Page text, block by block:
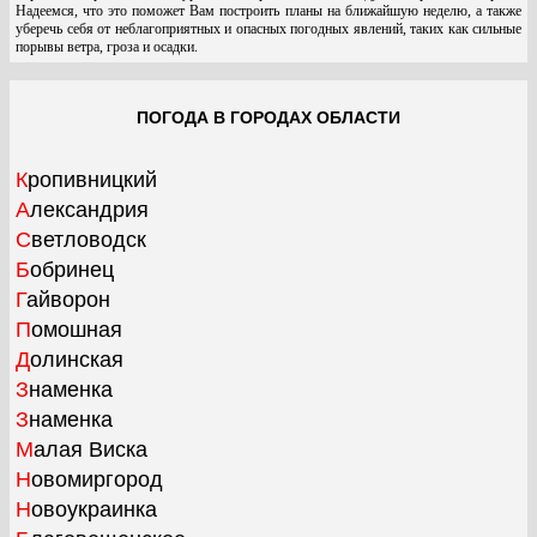
Надеемся, что это поможет Вам построить планы на ближайшую неделю, а также
уберечь себя от неблагоприятных и опасных погодных явлений, таких как сильные
порывы ветра, гроза и осадки.
ПОГОДА В ГОРОДАХ ОБЛАСТИ
Кропивницкий
Александрия
Светловодск
Бобринец
Гайворон
Помошная
Долинская
Знаменка
Знаменка
Малая Виска
Новомиргород
Новоукраинка